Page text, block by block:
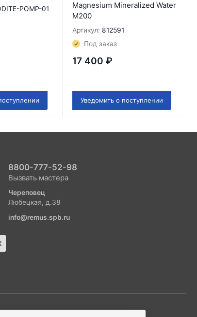
POMP-01
Magnesium Mineralized Water
M200
Артикул: 812591
Под заказ
17 400 ₽
Уведомить о поступлении
8800-777-52-98
Вызвать мастера
Череповец
Любецкая, д.38
info@remus.spb.ru